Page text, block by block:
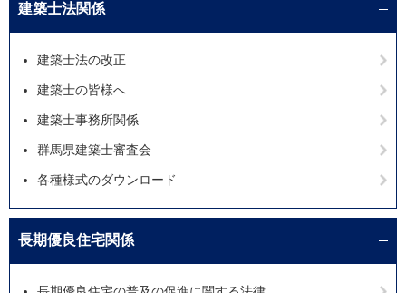
建築士法関係
建築士法の改正
建築士の皆様へ
建築士事務所関係
群馬県建築士審査会
各種様式のダウンロード
長期優良住宅関係